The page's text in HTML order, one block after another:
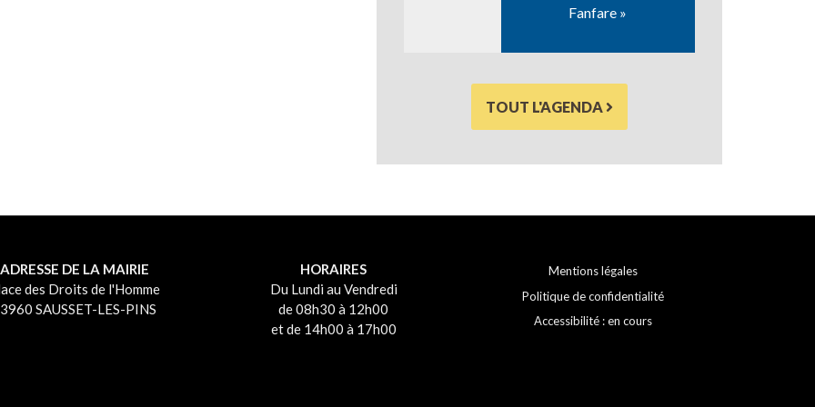
Fanfare »
TOUT L'AGENDA
ADRESSE DE LA MAIRIE
des Droits de l'Homme
SAUSSET-LES-PINS
HORAIRES
Du Lundi au Vendredi
de 08h30 à 12h00
et de 14h00 à 17h00
Mentions légales
Politique de confidentialité
Accessibilité : en cours